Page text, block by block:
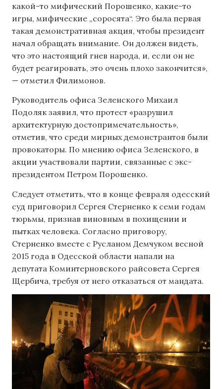
какой-то мифический Порошенко, какие-то
игры, мифические „соросята“. Это была первая
такая демонстративная акция, чтобы президент
начал обращать внимание. Он должен видеть,
что это настоящий гнев народа, и, если он не
будет реагировать, это очень плохо закончится»,
— отметил Филимонов.
Руководитель офиса Зеленского Михаил
Подоляк заявил, что протест «разрушил
архитектурную достопримечательность»,
отметив, что среди мирных демонстрантов были
провокаторы. По мнению офиса Зеленского, в
акции участвовали партии, связанные с экс-
президентом Петром Порошенко.
Следует отметить, что в конце февраля одесский
суд приговорил Сергея Стерненко к семи годам
тюрьмы, признав виновным в похищении и
пытках человека. Согласно приговору,
Стерненко вместе с Русланом Демчуком весной
2015 года в Одесской области напали на
депутата Коминтерновского райсовета Сергея
Щербича, требуя от него отказаться от мандата.